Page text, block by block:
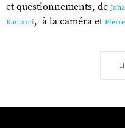
et questionnements, de
Kantarci, à la caméra et